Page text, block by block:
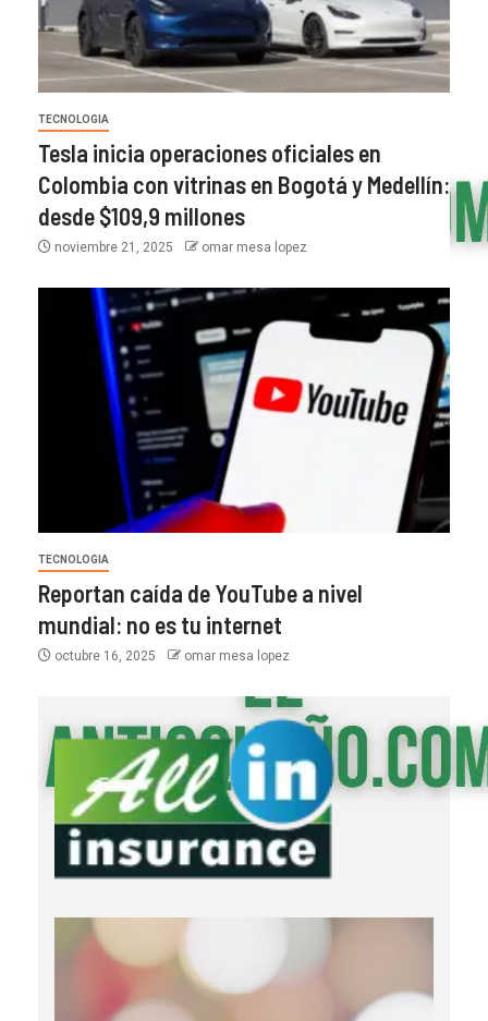
TECNOLOGIA
Tesla inicia operaciones oficiales en
Colombia con vitrinas en Bogotá y Medellín:
desde $109,9 millones
noviembre 21, 2025 omar mesa lopez
TECNOLOGIA
Reportan caída de YouTube a nivel
mundial: no es tu internet
octubre 16, 2025 omar mesa lopez